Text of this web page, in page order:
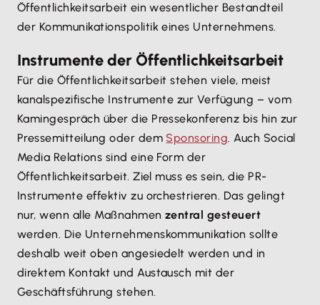
Öffentlichkeitsarbeit ein wesentlicher Bestandteil
der Kommunikationspolitik eines Unternehmens.
Instrumente der Öffentlichkeitsarbeit
Für die Öffentlichkeitsarbeit stehen viele, meist
kanalspezifische Instrumente zur Verfügung – vom
Kamingespräch über die Pressekonferenz bis hin zur
Pressemitteilung oder dem Sponsoring. Auch Social
Media Relations sind eine Form der
Öffentlichkeitsarbeit. Ziel muss es sein, die PR-
Instrumente effektiv zu orchestrieren. Das gelingt
nur, wenn alle Maßnahmen zentral gesteuert
werden. Die Unternehmenskommunikation sollte
deshalb weit oben angesiedelt werden und in
direktem Kontakt und Austausch mit der
Geschäftsführung stehen.